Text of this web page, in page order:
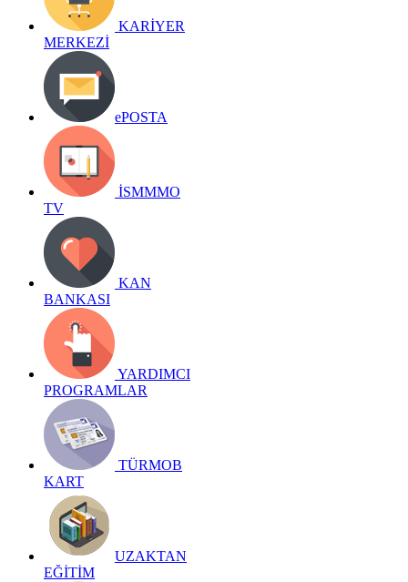
KARİYER
MERKEZİ
ePOSTA
İSMMMO
TV
KAN
BANKASI
YARDIMCI
PROGRAMLAR
TÜRMOB
KART
UZAKTAN
EĞİTİM